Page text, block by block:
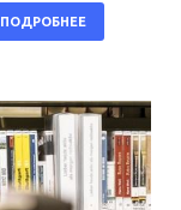
ПОДРОБНЕЕ